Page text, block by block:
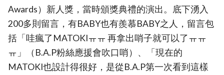
Awards）新人獎，當時頒獎典禮的演出。底下湧入
200多則留言，有BABY也有羨慕BABY之人，留言包
括「哇瘋了MATOKIㅠㅠ 再拿出哨子就可以了ㅠㅠ
ㅠ」（B.A.P粉絲應援會吹口哨）、「現在的
MATOKI也設計得很好，是從B.A.P第一次看到這樣